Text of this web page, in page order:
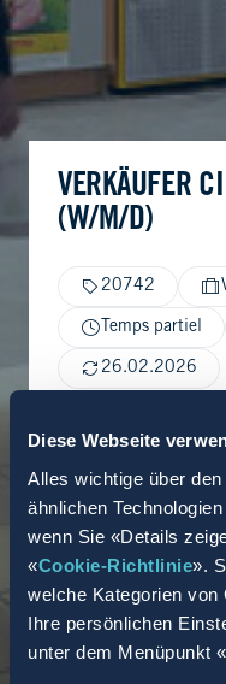
Diese Webseite
Alles wichtige über
ähnlichen
wenn Sie «Details
«Cookie-Richtlinie».
welche Kategorien
Ihre persönlichen
unter dem Menüpunkt
VERKÄUFER
(W/M/D)
20742
Temps partiel
26.02.2026